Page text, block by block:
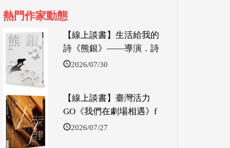
熱門作家動態
【線上談書】生活給我的
詩《熊銀》——導演．詩
2026/07/30
【線上談書】臺灣活力
GO《我們在劇場相遇》f
2026/07/27